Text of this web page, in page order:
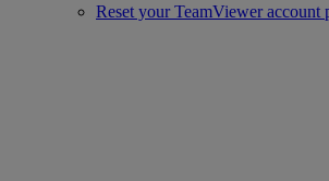
Reset your TeamViewer account